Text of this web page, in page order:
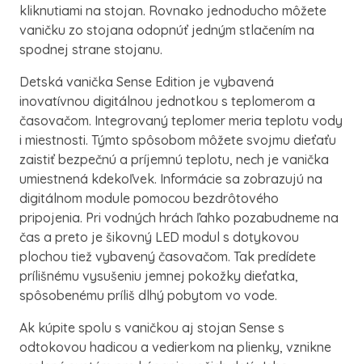
kliknutiami na stojan. Rovnako jednoducho môžete
vaničku zo stojana odopnúť jedným stlačením na
spodnej strane stojanu.
Detská vanička Sense Edition je vybavená
inovatívnou digitálnou jednotkou s teplomerom a
časovačom. Integrovaný teplomer meria teplotu vody
i miestnosti. Týmto spôsobom môžete svojmu dieťaťu
zaistiť bezpečnú a príjemnú teplotu, nech je vanička
umiestnená kdekoľvek. Informácie sa zobrazujú na
digitálnom module pomocou bezdrôtového
pripojenia. Pri vodných hrách ľahko pozabudneme na
čas a preto je šikovný LED modul s dotykovou
plochou tiež vybavený časovačom. Tak predídete
prílišnému vysušeniu jemnej pokožky dieťatka,
spôsobenému príliš dlhý pobytom vo vode.
Ak kúpite spolu s vaničkou aj stojan Sense s
odtokovou hadicou a vedierkom na plienky, vznikne